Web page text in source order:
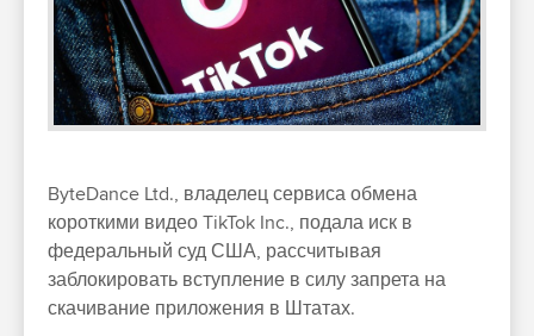
ByteDance Ltd., владелец сервиса обмена
короткими видео TikTok Inc., подала иск в
федеральный суд США, рассчитывая
заблокировать вступление в силу запрета на
скачивание приложения в Штатах.